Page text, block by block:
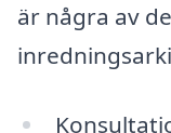
är några av